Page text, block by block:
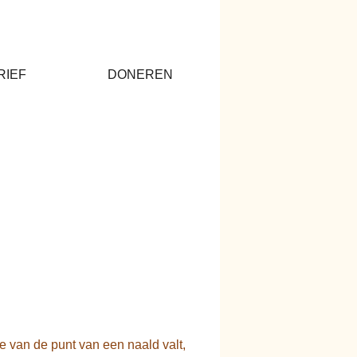
DONEREN
van de punt van een naald valt,